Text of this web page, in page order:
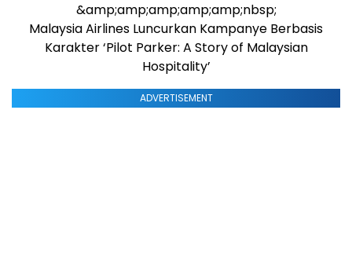
&amp;amp;amp;amp;amp;nbsp;
Malaysia Airlines Luncurkan Kampanye Berbasis
Karakter ‘Pilot Parker: A Story of Malaysian
Hospitality’
ADVERTISEMENT